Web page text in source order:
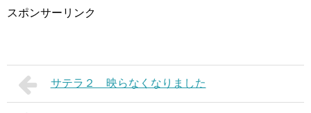
スポンサーリンク
サテラ２ 映らなくなりました